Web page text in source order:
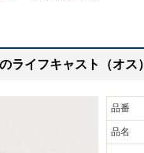
ライフキャスト（オス
品番
品名